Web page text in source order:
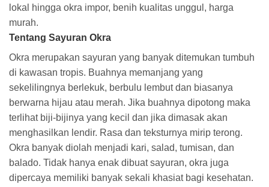
lokal hingga okra impor, benih kualitas unggul, harga
murah.
Tentang Sayuran Okra
Okra merupakan sayuran yang banyak ditemukan tumbuh
di kawasan tropis. Buahnya memanjang yang
sekelilingnya berlekuk, berbulu lembut dan biasanya
berwarna hijau atau merah. Jika buahnya dipotong maka
terlihat biji-bijinya yang kecil dan jika dimasak akan
menghasilkan lendir. Rasa dan teksturnya mirip terong.
Okra banyak diolah menjadi kari, salad, tumisan, dan
balado. Tidak hanya enak dibuat sayuran, okra juga
dipercaya memiliki banyak sekali khasiat bagi kesehatan.